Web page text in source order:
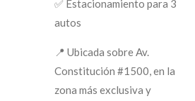
✅ Estacionamiento para 3
autos
📍 Ubicada sobre Av.
Constitución #1500, en la
zona más exclusiva y